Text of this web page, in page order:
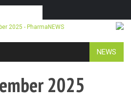
NEWS
2025